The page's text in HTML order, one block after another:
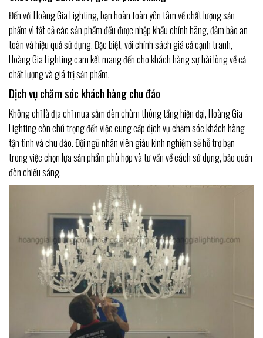
Đến với Hoàng Gia Lighting, bạn hoàn toàn yên tâm về chất lượng sản
phẩm vì tất cả các sản phẩm đều được nhập khẩu chính hãng, đảm bảo an
toàn và hiệu quả sử dụng. Đặc biệt, với chính sách giá cả cạnh tranh,
Hoàng Gia Lighting cam kết mang đến cho khách hàng sự hài lòng về cả
chất lượng và giá trị sản phẩm.
Dịch vụ chăm sóc khách hàng chu đáo
Không chỉ là địa chỉ mua sắm đèn chùm thông tầng hiện đại, Hoàng Gia
Lighting còn chú trọng đến việc cung cấp dịch vụ chăm sóc khách hàng
tận tình và chu đáo. Đội ngũ nhân viên giàu kinh nghiệm sẽ hỗ trợ bạn
trong việc chọn lựa sản phẩm phù hợp và tư vấn về cách sử dụng, bảo quản
đèn chiếu sáng.